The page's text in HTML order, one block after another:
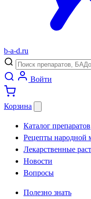
b-a-d.ru
Войти
Корзина
Каталог препаратов
Рецепты народной
Лекарственные
Новости
Вопросы
Полезно знать